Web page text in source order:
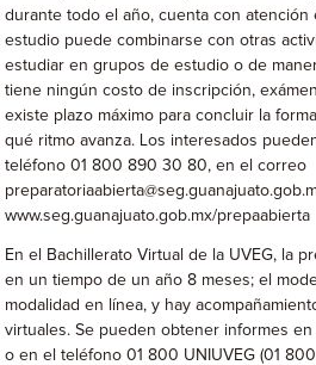
durante todo el año, cuenta con atención
estudio puede combinarse con otras
estudiar en grupos de estudio o de
tiene ningún costo de inscripción,
existe plazo máximo para concluir la
qué ritmo avanza. Los interesados
teléfono 01 800 890 30 80, en el correo
www.seg.guanajuato.gob.mx/prepaabierta
En el Bachillerato Virtual de la UVEG, la
en un tiempo de un año 8 meses; el
modalidad en línea, y hay
virtuales. Se pueden obtener informes en
o en el teléfono 01 800 UNIUVEG (01